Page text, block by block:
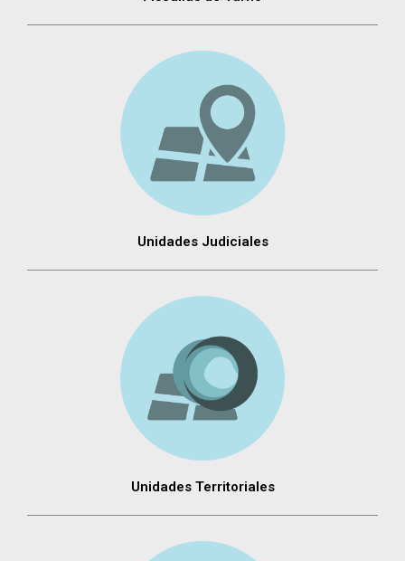
Unidades Judiciales
Unidades Territoriales